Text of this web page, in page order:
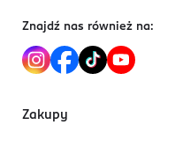
Znajdź nas również na:
Zakupy